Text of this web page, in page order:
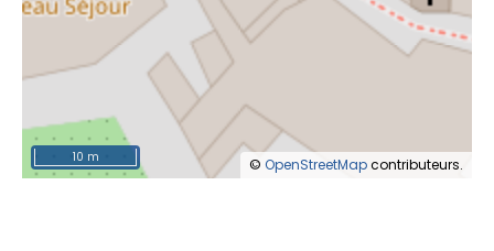
© OpenStreetMapcontributeurs.
10 m